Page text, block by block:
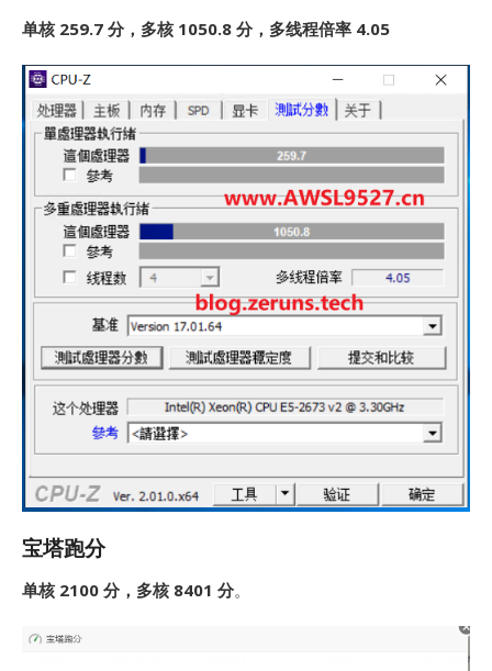
单核 259.7 分，多核 1050.8 分，多线程倍率 4.05
宝塔跑分
单核 2100 分，多核 8401 分。